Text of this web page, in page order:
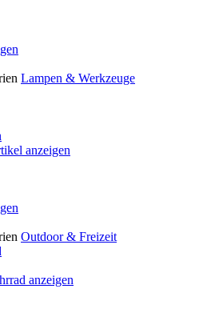
Lampen & Werkzeuge
anzeigen
Outdoor & Freizeit
anzeigen